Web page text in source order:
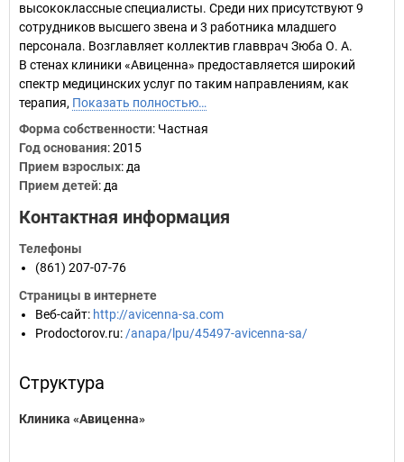
высококлассные специалисты. Среди них присутствуют 9
сотрудников высшего звена и 3 работника младшего
персонала. Возглавляет коллектив главврач Зюба О. А.
В стенах клиники «Авиценна» предоставляется широкий
спектр медицинских услуг по таким направлениям, как
терапия, Показать полностью…
Форма собственности: Частная
Год основания:2015
Прием взрослых: да
Прием детей: да
Контактная информация
Телефоны
(861) 207-07-76
Страницы в интернете
Веб-сайт: http://avicenna-sa.com
Prodoctorov.ru: /anapa/lpu/45497-avicenna-sa/
Структура
Клиника «Авиценна»